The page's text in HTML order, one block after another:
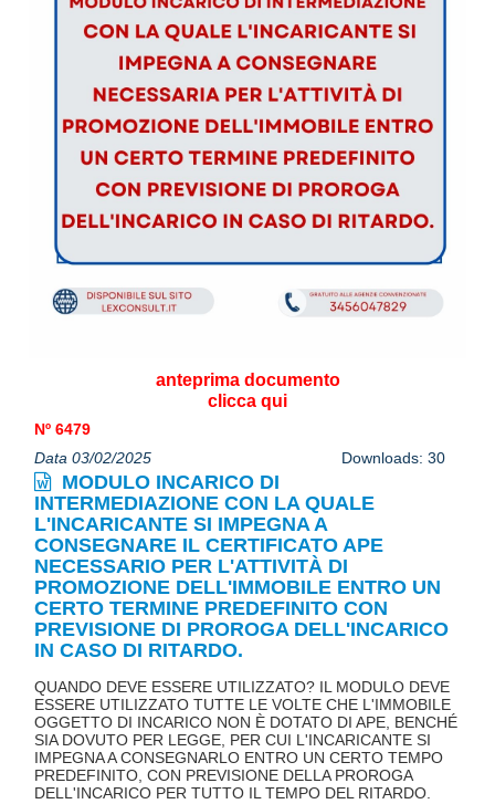
anteprima documento
clicca qui
Nº 6479
Data 03/02/2025
Downloads: 30
MODULO INCARICO DI
INTERMEDIAZIONE CON LA QUALE
L'INCARICANTE SI IMPEGNA A
CONSEGNARE IL CERTIFICATO APE
NECESSARIO PER L'ATTIVITÀ DI
PROMOZIONE DELL'IMMOBILE ENTRO UN
CERTO TERMINE PREDEFINITO CON
PREVISIONE DI PROROGA DELL'INCARICO
IN CASO DI RITARDO.
QUANDO DEVE ESSERE UTILIZZATO? IL MODULO DEVE
ESSERE UTILIZZATO TUTTE LE VOLTE CHE L'IMMOBILE
OGGETTO DI INCARICO NON È DOTATO DI APE, BENCHÉ
SIA DOVUTO PER LEGGE, PER CUI L'INCARICANTE SI
IMPEGNA A CONSEGNARLO ENTRO UN CERTO TEMPO
PREDEFINITO, CON PREVISIONE DELLA PROROGA
DELL'INCARICO PER TUTTO IL TEMPO DEL RITARDO.